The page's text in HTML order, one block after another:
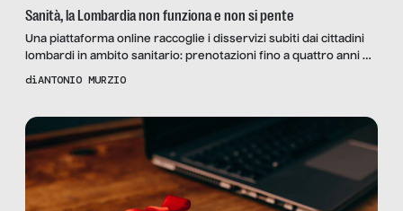
Sanità, la Lombardia non funziona e non si pente
Una piattaforma online raccoglie i disservizi subiti dai cittadini
lombardi in ambito sanitario: prenotazioni fino a quattro anni di
distanza, con il Centro Unico di Prenotazione che non sarà
diANTONIO MURZIO